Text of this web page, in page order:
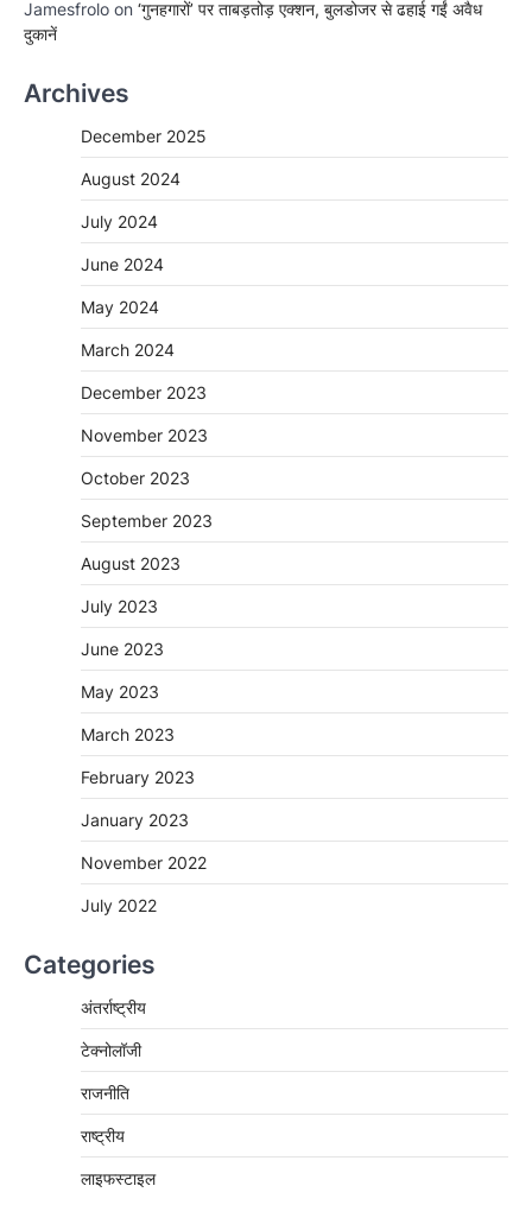
Jamesfrolo on ‘गुनहगारों’ पर ताबड़तोड़ एक्शन, बुलडोजर से ढहाई गईं अवैध
दुकानें
Archives
December 2025
August 2024
July 2024
June 2024
May 2024
March 2024
December 2023
November 2023
October 2023
September 2023
August 2023
July 2023
June 2023
May 2023
March 2023
February 2023
January 2023
November 2022
July 2022
Categories
अंतर्राष्ट्रीय
टेक्नोलॉजी
राजनीति
राष्ट्रीय
लाइफस्टाइल